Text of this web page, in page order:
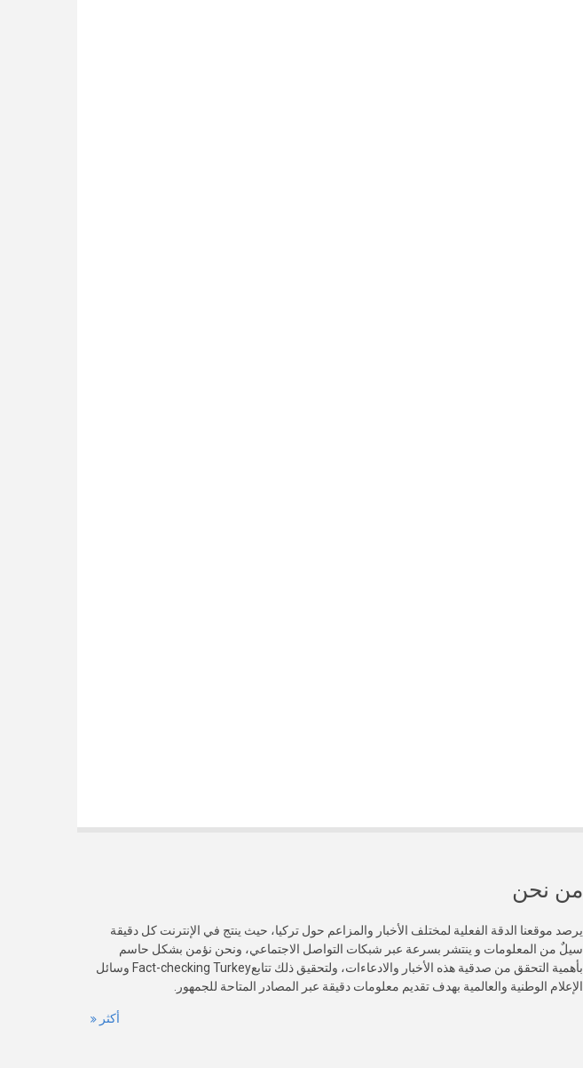
من نحن
يرصد موقعنا الدقة الفعلية لمختلف الأخبار والمزاعم حول تركيا، حيث ينتج في الإنترنت كل دقيقة
سيلٌ من المعلومات و ينتشر بسرعة عبر شبكات التواصل الاجتماعي، ونحن نؤمن بشكل حاسم
بأهمية التحقق من صدقية هذه الأخبار والادعاءات، ولتحقيق ذلك تتابعFact-checking Turkey وسائل
الإعلام الوطنية والعالمية بهدف تقديم معلومات دقيقة عبر المصادر المتاحة للجمهور.
أكثر